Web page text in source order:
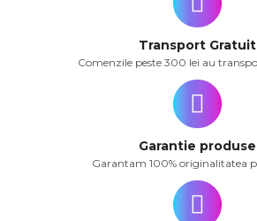
Transport Gratuit
Comenzile peste 300 lei au
Garantie produse
Garantam 100% originalitatea